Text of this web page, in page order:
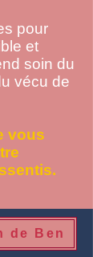
pour
et
soin du
vécu de
vous
de Ben